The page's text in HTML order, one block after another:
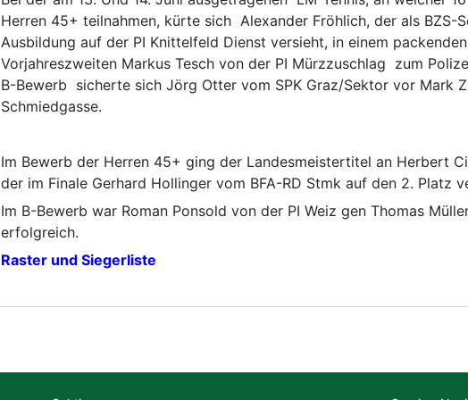
Radsport
Ski
Herren 45+ teilnahmen, kürte sich Alexander Fröhlich, der als BZS-
Ausbildung auf der PI Knittelfeld Dienst versieht, in einem
Vorjahreszweiten Markus Tesch von der PI Mürzzuschlag zum
B-Bewerb sicherte sich Jörg Otter vom SPK Graz/Sektor vor Mark
Schmiedgasse.
Im Bewerb der Herren 45+ ging der Landesmeistertitel an Herbert
der im Finale Gerhard Hollinger vom BFA-RD Stmk auf den 2. Platz
Im B-Bewerb war Roman Ponsold von der PI Weiz gen Thomas
erfolgreich.
Raster und Siegerliste